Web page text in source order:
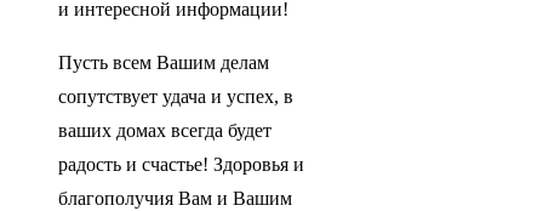
и интересной информации!
Пусть всем Вашим делам
сопутствует удача и успех, в
ваших домах всегда будет
радость и счастье! Здоровья и
благополучия Вам и Вашим